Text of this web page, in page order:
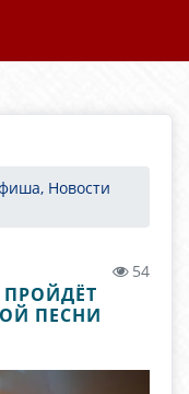
Новости
54
ПЕСНИ